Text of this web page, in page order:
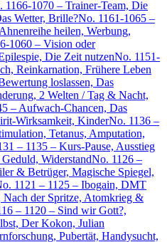
1166-1070 – Trainer-Team, Die
Wetter, Brille?No. 1161-1065 –
heilen, Werbung,
1060 – Vision oder
Die Zeit nutzenNo. 1151-
Reinkarnation, Frühere Leben
loslassen, Das
2 Welten / Tag & Nacht,
– Aufwach-Chancen, Das
Wirksamkeit, KinderNo. 1136 –
Tetanus, Amputation,
– 1135 – Kurs-Pause, Ausstieg
WiderstandNo. 1126 –
& Betrüger, Magische Spiegel,
1121 – 1125 – Ibogain, DMT
der Spritze, Atomkrieg &
– 1120 – Sind wir Gott?,
Der Kokon, Julian
Pubertät, Handysucht,